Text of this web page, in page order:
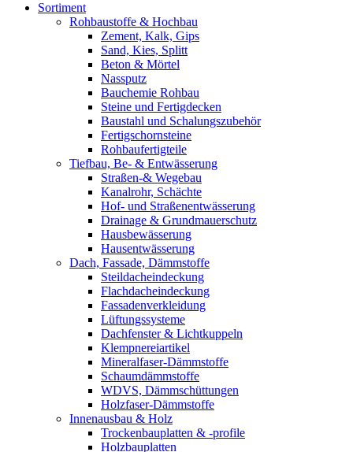
Sortiment
Rohbaustoffe & Hochbau
Zement, Kalk, Gips
Sand, Kies, Splitt
Beton & Mörtel
Nassputz
Bauchemie Rohbau
Steine und Fertigdecken
Baustahl und Schalungszubehör
Fertigschornsteine
Rohbaufertigteile
Tiefbau, Be- & Entwässerung
Straßen-& Wegebau
Kanalrohr, Schächte
Hof- und Straßenentwässerung
Drainage & Grundmauerschutz
Hausbewässerung
Hausentwässerung
Dach, Fassade, Dämmstoffe
Steildacheindeckung
Flachdacheindeckung
Fassadenverkleidung
Lüftungssysteme
Dachfenster & Lichtkuppeln
Klempnereiartikel
Mineralfaser-Dämmstoffe
Schaumdämmstoffe
WDVS, Dämmschüttungen
Holzfaser-Dämmstoffe
Innenausbau & Holz
Trockenbauplatten & -profile
Holzbauplatten